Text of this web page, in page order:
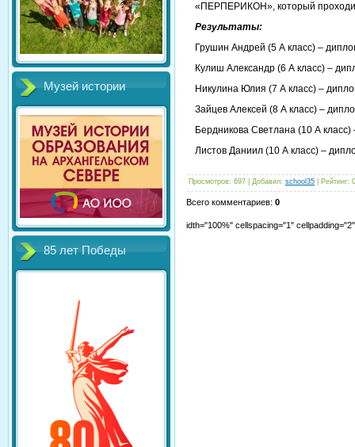
Музей истории
85 лет Победы
«ПЕРПЕРИКОН», который
Результаты:
Грушин Андрей (5 А класс) –
Кулиш Александр (6 А класс) –
Никулина Юлия (7 А класс) –
Зайцев Алексей (8 А класс) –
Бердникова Светлана (10 А
Листов Даниил (10 А класс) –
Просмотров: 697 Добавил: school35 Рейтинг:
Всего комментариев: 0
idth="100%" cellspacing="1"